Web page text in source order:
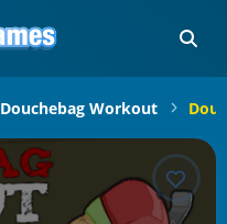
Douchebag Workout